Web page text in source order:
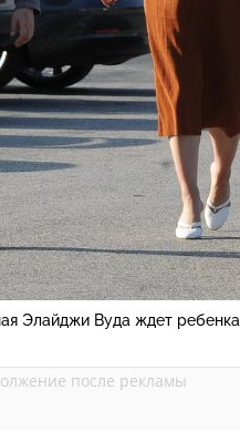
Элайджи Вуда ждет ребенка